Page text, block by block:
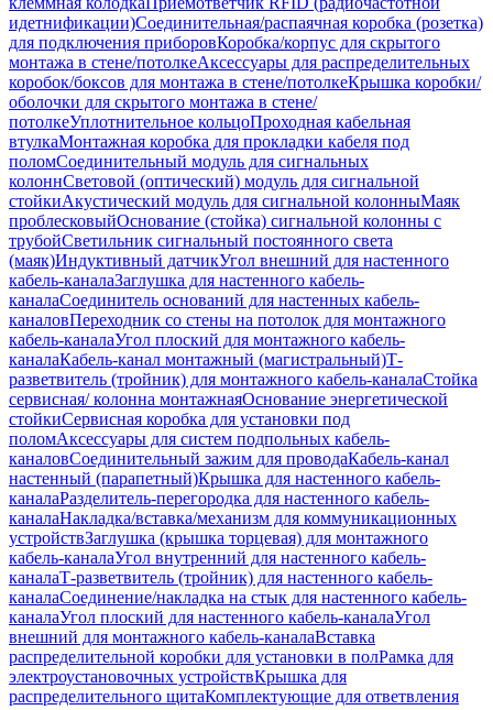
идетнификации)Соединительная/распаячная коробка (розетка)
для подключения приборовКоробка/корпус для скрытого
монтажа в стене/потолкеАксессуары для распределительных
коробок/боксов для монтажа в стене/потолкеКрышка коробки/
оболочки для скрытого монтажа в стене/
потолкеУплотнительное кольцоПроходная кабельная
втулкаМонтажная коробка для прокладки кабеля под
поломСоединительный модуль для сигнальных
колоннСветовой (оптический) модуль для сигнальной
стойкиАкустический модуль для сигнальной колонныМаяк
проблесковыйОснование (стойка) сигнальной колонны с
трубойСветильник сигнальный постоянного света
(маяк)Индуктивный датчикУгол внешний для настенного
кабель-каналаЗаглушка для настенного кабель-
каналаСоединитель оснований для настенных кабель-
каналовПереходник со стены на потолок для монтажного
кабель-каналаУгол плоский для монтажного кабель-
каналаКабель-канал монтажный (магистральный)Т-
разветвитель (тройник) для монтажного кабель-каналаСтойка
сервисная/ колонна монтажнаяОснование энергетической
стойкиСервисная коробка для установки под
поломАксессуары для систем подпольных кабель-
каналовСоединительный зажим для проводаКабель-канал
настенный (парапетный)Крышка для настенного кабель-
каналаРазделитель-перегородка для настенного кабель-
каналаНакладка/вставка/механизм для коммуникационных
устройствЗаглушка (крышка торцевая) для монтажного
кабель-каналаУгол внутренний для настенного кабель-
каналаТ-разветвитель (тройник) для настенного кабель-
каналаСоединение/накладка на стык для настенного кабель-
каналаУгол плоский для настенного кабель-каналаУгол
внешний для монтажного кабель-каналаВставка
распределительной коробки для установки в полРамка для
электроустановочных устройствКрышка для
распределительного щитаКомплектующие для ответвления